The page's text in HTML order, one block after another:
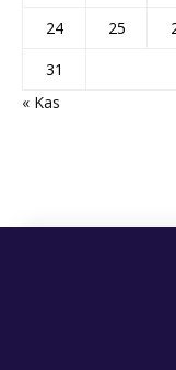
24
25
31
« Kas